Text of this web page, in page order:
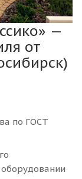
—
от
по ГОСТ